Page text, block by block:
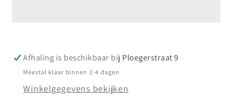
Afhaling is beschikbaar bij Ploegerstraat 9
Meestal klaar binnen 2-4 dagen
Winkelgegevens bekijken